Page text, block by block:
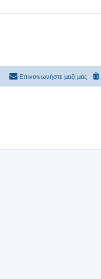
Επικοινωνήστε μαζί μας